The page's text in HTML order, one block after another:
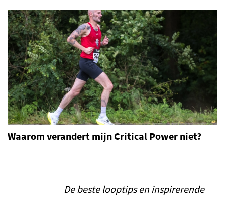
Waarom verandert mijn Critical Power niet?
De beste looptips en inspirerende